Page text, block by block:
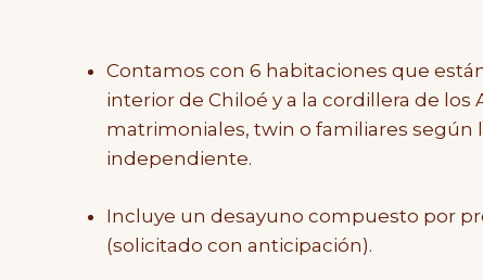
Contamos con 6 habitaciones que
interior de Chiloé y a la cordillera de
matrimoniales, twin o familiares según
independiente.
Incluye un desayuno compuesto por
(solicitado con anticipación).